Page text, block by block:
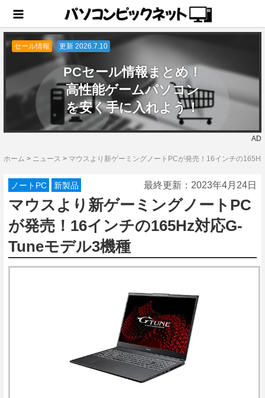
セール情報 更新 2026.7.10
PCセール情報まとめ！
高性能ゲームパソコン
を安く手に入れよう！
AD
ホーム > ニュース > マウスより新ゲーミングノートPCが発売！16インチの
ノートPC 新製品 最終更新： 2023年4月24日
マウスより新ゲーミングノートPC
が発売！16インチの165Hz対応G-
Tuneモデル3機種